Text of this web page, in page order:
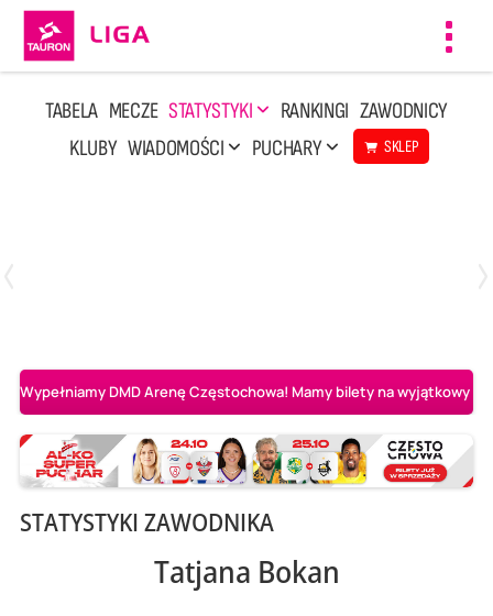
TABELA MECZE STATYSTYKI RANKINGI ZAWODNICY
KLUBY WIADOMOŚCI PUCHARY SKLEP
Wypełniamy DMD Arenę Częstochowa! Mamy bilety na wyjątkowy
STATYSTYKI ZAWODNIKA
Tatjana Bokan